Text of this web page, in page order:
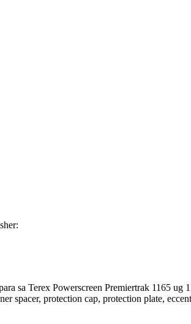
sa Terex Powerscreen Premiertrak 1165 ug
spacer, protection cap, protection plate,